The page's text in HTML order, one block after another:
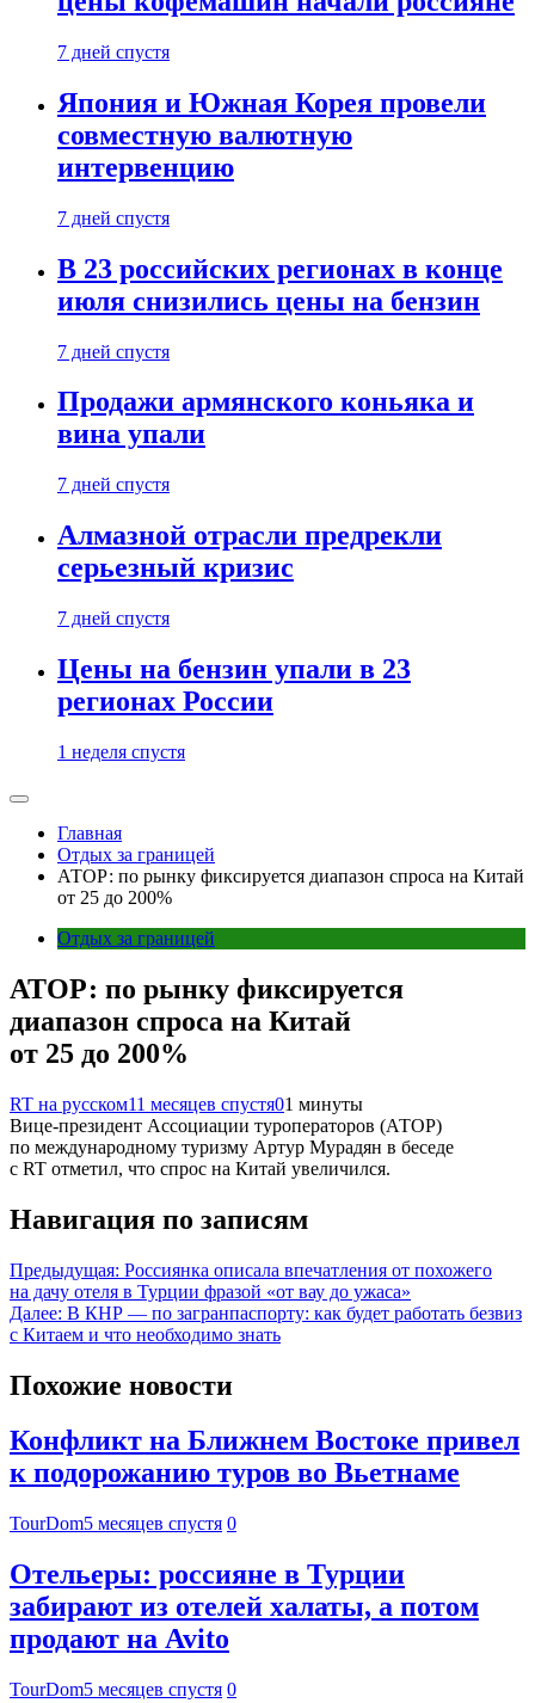
7 дней спустя
Япония и Южная Корея провели
совместную валютную
интервенцию
7 дней спустя
В 23 российских регионах в конце
июля снизились цены на бензин
7 дней спустя
Продажи армянского коньяка и
вина упали
7 дней спустя
Алмазной отрасли предрекли
серьезный кризис
7 дней спустя
Цены на бензин упали в 23
регионах России
1 неделя спустя
Главная
Отдых за границей
АТОР: по рынку фиксируется диапазон спроса на Китай
от 25 до 200%
Отдых за границей
АТОР: по рынку фиксируется
диапазон спроса на Китай
от 25 до 200%
RT на русском11 месяцев спустя01 минуты
Вице-президент Ассоциации туроператоров (АТОР)
по международному туризму Артур Мурадян в беседе
с RT отметил, что спрос на Китай увеличился.
Навигация по записям
Предыдущая: Россиянка описала впечатления от похожего
на дачу отеля в Турции фразой «от вау до ужаса»
Далее: В КНР — по загранпаспорту: как будет работать безвиз
с Китаем и что необходимо знать
Похожие новости
Конфликт на Ближнем Востоке привел
к подорожанию туров во Вьетнаме
TourDom5 месяцев спустя 0
Отельеры: россияне в Турции
забирают из отелей халаты, а потом
продают на Avito
TourDom5 месяцев спустя 0